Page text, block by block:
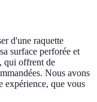
d'une raquette
surface perforée et
qui offrent de
Nous avons
expérience, que vous